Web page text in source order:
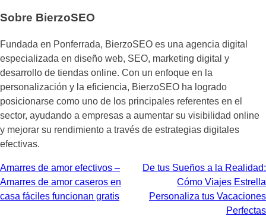
Sobre BierzoSEO
Fundada en Ponferrada, BierzoSEO es una agencia digital
especializada en diseño web, SEO, marketing digital y
desarrollo de tiendas online. Con un enfoque en la
personalización y la eficiencia, BierzoSEO ha logrado
posicionarse como uno de los principales referentes en el
sector, ayudando a empresas a aumentar su visibilidad online
y mejorar su rendimiento a través de estrategias digitales
efectivas.
Navegación
de
Amarres de amor efectivos –
Amarres de amor caseros en
casa fáciles funcionan gratis
De tus Sueños a la Realidad:
Cómo Viajes Estrella
Personaliza tus Vacaciones
Perfectas